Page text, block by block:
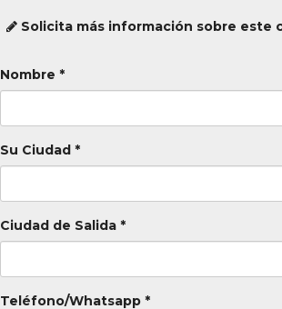
Solicita más información sobre este
Nombre *
Su Ciudad *
Ciudad de Salida *
Teléfono/Whatsapp *